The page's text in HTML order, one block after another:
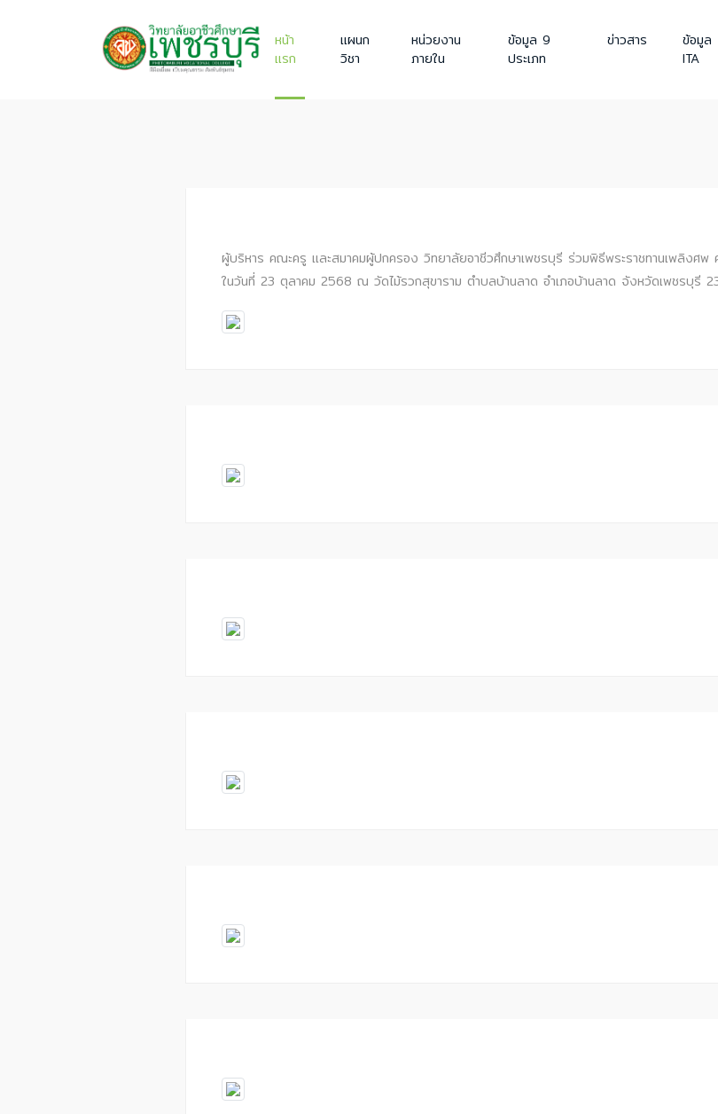
หน้า
แรก
แผนก
วิชา
หน่วยงาน
ภายใน
ข้อมูล 9
ประเภท
ข่าวสาร
ข้อมูล
ITA
ผู้บริหาร คณะครู และสมาคมผู้ปกครอง วิทยาลัยอาชีวศึกษาเพชรบุรี ร่วมพิธีพระราชทานเพลิงศพ
ในวันที่ 23 ตุลาคม 2568 ณ วัดไม้รวกสุขาราม ตำบลบ้านลาด อำเภอบ้านลาด จังหวัดเพชรบุรี